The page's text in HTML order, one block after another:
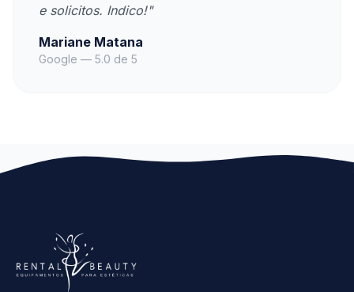
e solicitos. Indico!"
Mariane Matana
Google — 5.0 de 5